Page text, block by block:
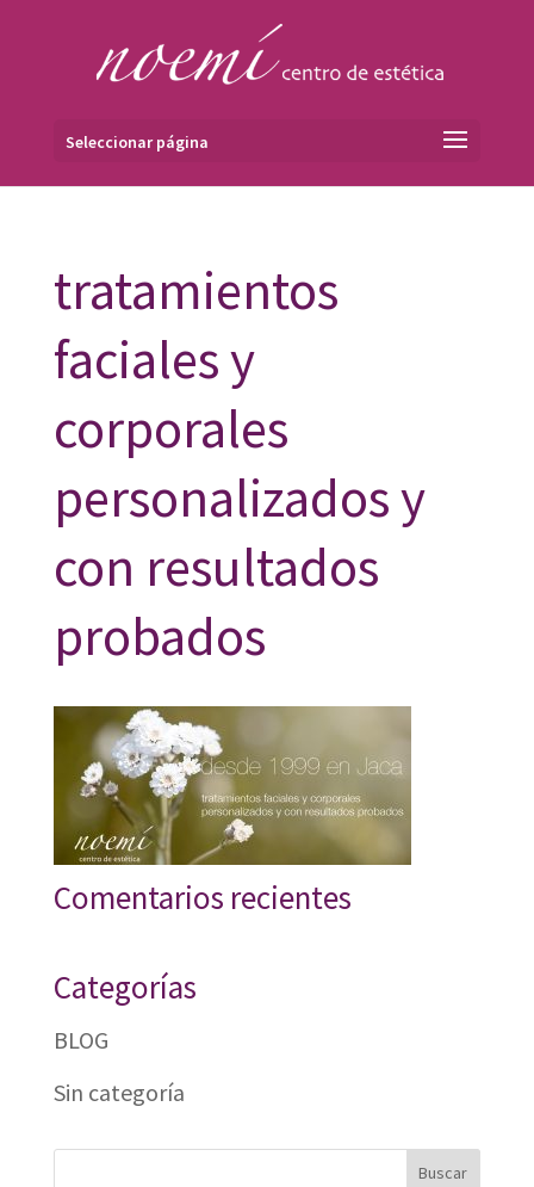
Seleccionar página
tratamientos
faciales y
corporales
personalizados y
con resultados
probados
Comentarios recientes
Categorías
BLOG
Sin categoría